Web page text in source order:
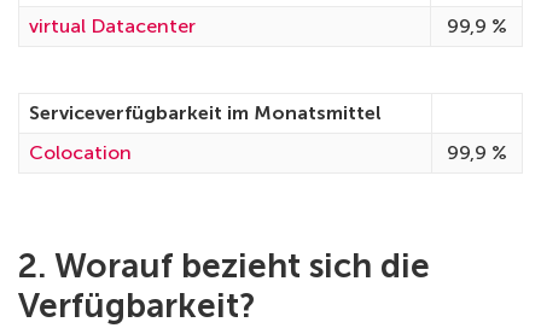
virtual Datacenter
99,9 %
Serviceverfügbarkeit im Monatsmittel
Colocation
99,9 %
2. Worauf bezieht sich die
Verfügbarkeit?